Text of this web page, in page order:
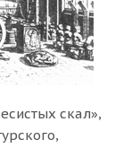
скал»,